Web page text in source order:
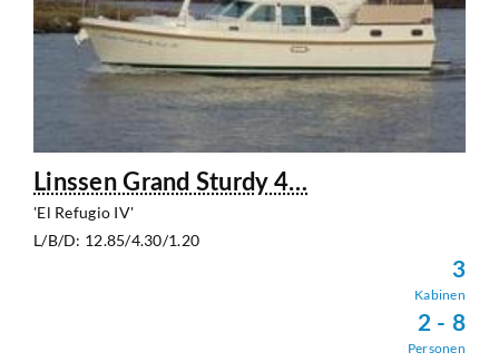
Linssen Grand Sturdy 4…
'El Refugio IV'
L/B/D: 12.85/4.30/1.20
3
Kabinen
2 - 8
Personen